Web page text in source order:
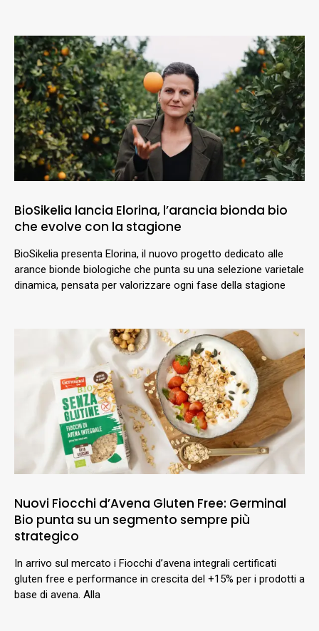
BioSikelia lancia Elorina, l’arancia bionda bio
che evolve con la stagione
BioSikelia presenta Elorina, il nuovo progetto dedicato alle
arance bionde biologiche che punta su una selezione varietale
dinamica, pensata per valorizzare ogni fase della stagione
Nuovi Fiocchi d’Avena Gluten Free: Germinal
Bio punta su un segmento sempre più
strategico
In arrivo sul mercato i Fiocchi d’avena integrali certificati
gluten free e performance in crescita del +15% per i prodotti a
base di avena. Alla